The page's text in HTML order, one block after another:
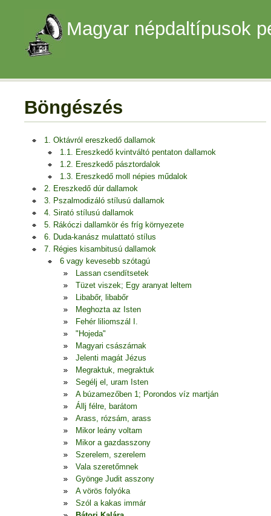
Magyar népdaltípusok
Böngészés
1. Oktávról ereszkedő dallamok
1.1. Ereszkedő kvintváltó pentaton dallamok
1.2. Ereszkedő pásztordalok
1.3. Ereszkedő moll népies műdalok
2. Ereszkedő dúr dallamok
3. Pszalmodizáló stílusú dallamok
4. Sirató stílusú dallamok
5. Rákóczi dallamkör és fríg környezete
6. Duda-kanász mulattató stílus
7. Régies kisambitusú dallamok
6 vagy kevesebb szótagú
Lassan csendítsetek
Tüzet viszek; Egy aranyat leltem
Libabőr, libabőr
Meghozta az Isten
Fehér liliomszál I.
"Hojeda"
Magyari császárnak
Jelenti magát Jézus
Megraktuk, megraktuk
Segélj el, uram Isten
A búzamezőben 1; Porondos víz martján
Állj félre, barátom
Arass, rózsám, arass
Mikor leány voltam
Mikor a gazdasszony
Szerelem, szerelem
Vala szeretőmnek
Gyönge Judit asszony
A vörös folyóka
Szól a kakas immár